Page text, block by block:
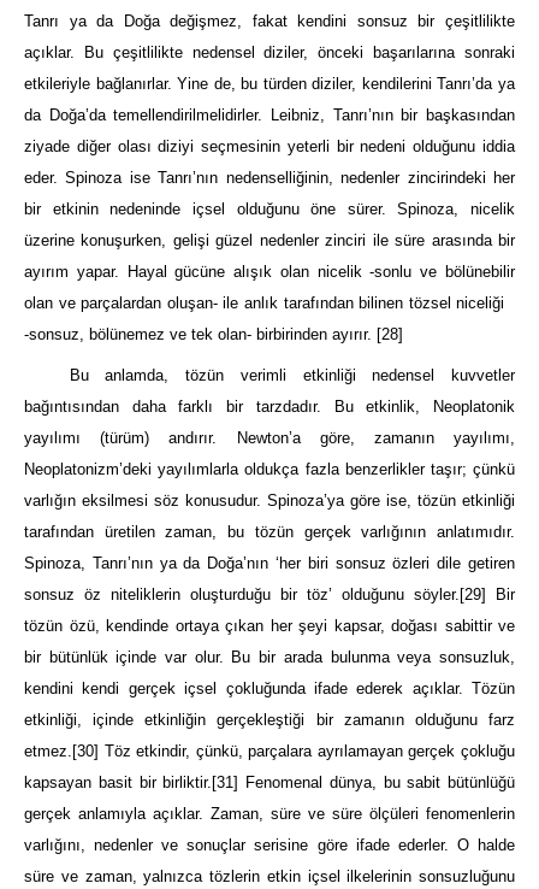
Tanrı ya da Doğa değişmez, fakat kendini sonsuz bir çeşitlilikte
açıklar. Bu çeşitlilikte nedensel diziler, önceki başarılarına sonraki
etkileriyle bağlanırlar. Yine de, bu türden diziler, kendilerini Tanrı’da ya
da Doğa’da temellendirilmelidirler. Leibniz, Tanrı’nın bir başkasından
ziyade diğer olası diziyi seçmesinin yeterli bir nedeni olduğunu iddia
eder. Spinoza ise Tanrı’nın nedenselliğinin, nedenler zincirindeki her
bir etkinin nedeninde içsel olduğunu öne sürer. Spinoza, nicelik
üzerine konuşurken, gelişi güzel nedenler zinciri ile süre arasında bir
ayırım yapar. Hayal gücüne alışık olan nicelik -sonlu ve bölünebilir
olan ve parçalardan oluşan- ile anlık tarafından bilinen tözsel niceliği
-sonsuz, bölünemez ve tek olan- birbirinden ayırır. [28]
Bu anlamda, tözün verimli etkinliği nedensel kuvvetler
bağıntısından daha farklı bir tarzdadır. Bu etkinlik, Neoplatonik
yayılımı (türüm) andırır. Newton’a göre, zamanın yayılımı,
Neoplatonizm’deki yayılımlarla oldukça fazla benzerlikler taşır; çünkü
varlığın eksilmesi söz konusudur. Spinoza’ya göre ise, tözün etkinliği
tarafından üretilen zaman, bu tözün gerçek varlığının anlatımıdır.
Spinoza, Tanrı’nın ya da Doğa’nın ‘her biri sonsuz özleri dile getiren
sonsuz öz niteliklerin oluşturduğu bir töz’ olduğunu söyler. [29]
Bir
tözün özü, kendinde ortaya çıkan her şeyi kapsar, doğası sabittir ve
bir bütünlük içinde var olur. Bu bir arada bulunma veya sonsuzluk,
kendini kendi gerçek içsel çokluğunda ifade ederek açıklar. Tözün
etkinliği, içinde etkinliğin gerçekleştiği bir zamanın olduğunu farz
etmez. [30] Töz etkindir, çünkü, parçalara ayrılamayan gerçek çokluğu
kapsayan basit bir birliktir. [31]
Fenomenal dünya, bu sabit bütünlüğü
gerçek anlamıyla açıklar. Zaman, süre ve süre ölçüleri fenomenlerin
varlığını, nedenler ve sonuçlar serisine göre ifade ederler. O halde
süre ve zaman, yalnızca tözlerin etkin içsel ilkelerinin sonsuzluğunu